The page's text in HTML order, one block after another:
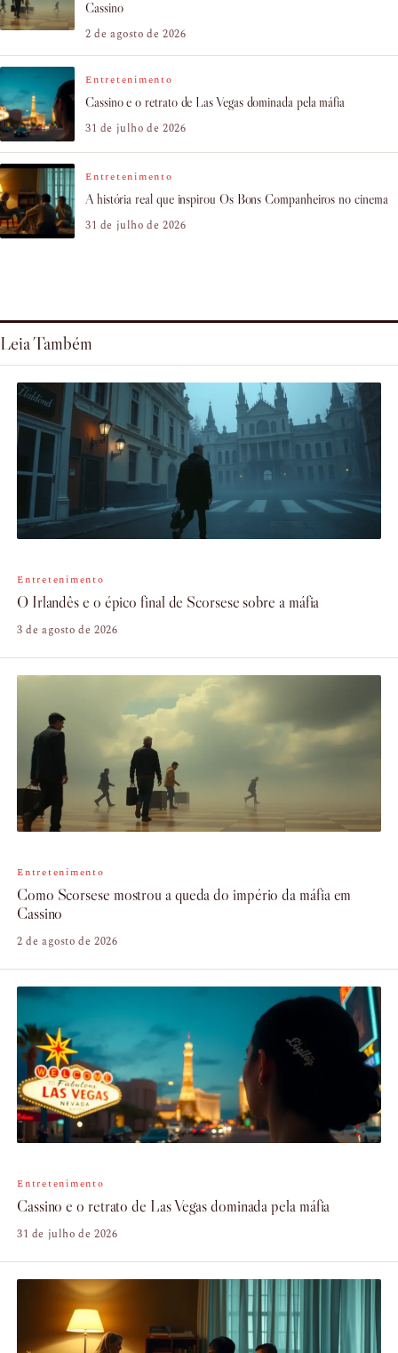
Cassino
2 de agosto de 2026
Entretenimento
Cassino e o retrato de Las Vegas dominada pela máfia
31 de julho de 2026
Entretenimento
A história real que inspirou Os Bons Companheiros no cinema
31 de julho de 2026
Leia Também
Entretenimento
O Irlandês e o épico final de Scorsese sobre a máfia
3 de agosto de 2026
Entretenimento
Como Scorsese mostrou a queda do império da máfia em
Cassino
2 de agosto de 2026
Entretenimento
Cassino e o retrato de Las Vegas dominada pela máfia
31 de julho de 2026